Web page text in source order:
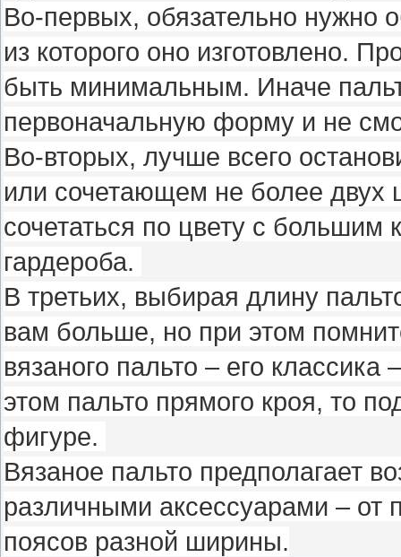
Во-первых, обязательно нужно
из которого оно изготовлено.
быть минимальным. Иначе
первоначальную форму и не
Во-вторых, лучше всего
или сочетающем не более двух
сочетаться по цвету с
гардероба.
В третьих, выбирая длину
вам больше, но при этом
вязаного пальто – его
этом пальто прямого кроя, то
фигуре.
Вязаное пальто предполагает
различными аксессуарами –
поясов разной ширины.